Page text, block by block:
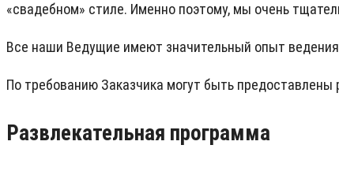
«свадебном» стиле. Именно поэтому, мы очень
Все наши Ведущие имеют значительный опыт
По требованию Заказчика могут быть
Развлекательная программа